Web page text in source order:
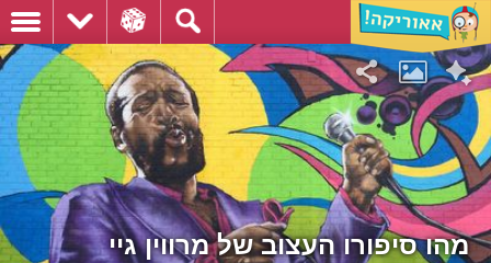
מהו סיפורו העצוב של מרווין גיי